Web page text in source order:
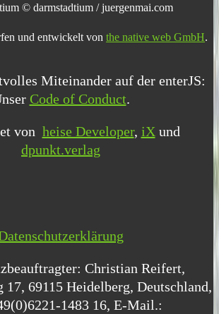
© darmstadtium / juergenmai.com
und entwickelt von the native web GmbH.
Miteinander auf der enterJS:
Code of Conduct.
von heise Developer, iX und
dpunkt.verlag
Christian Reifert,
17, 69115 Heidelberg, Deutschland,
1483 16, E-Mail.: